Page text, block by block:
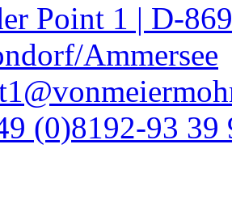
Point 1 | D-
Ammersee
(0)8192-93 39